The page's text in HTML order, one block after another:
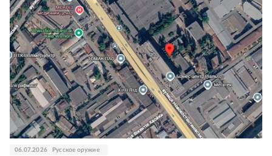
06.07.2026 Русское оружие